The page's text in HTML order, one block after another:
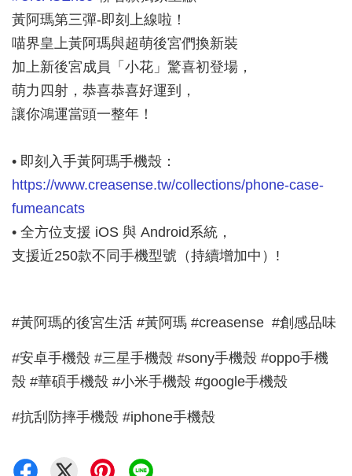
黃阿瑪第三彈-即刻上線啦！
喵界皇上黃阿瑪與超萌後宮們換新裝
加上新後宮成員「小花」驚喜初登場，
萌力四射，恭喜恭喜好運到，
讓你鴻運當頭一整年！
• 即刻入手黃阿瑪手機殼：
https://www.creasense.tw/collections/phone-case-
fumeancats
• 全方位支援 iOS 與 Android系統，
支援近250款不同手機型號（持續增加中）!
#黃阿瑪的後宮生活 #黃阿瑪 #creasense #創感品味
#安卓手機殼 #三星手機殼 #sony手機殼 #oppo手機
殼 #華碩手機殼 #小米手機殼 #google手機殼
#抗刮防摔手機殼 #iphone手機殼